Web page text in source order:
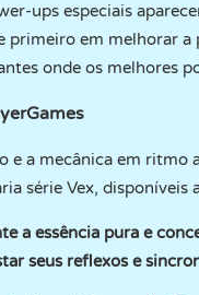
ups especiais
primeiro em melhorar
onde os melhores
e a mecânica em ritmo
série Vex,
a essência pura e
seus reflexos e